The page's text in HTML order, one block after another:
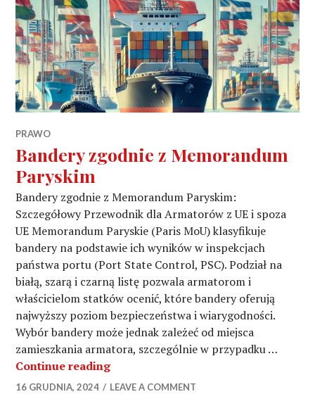
PRAWO
Bandery zgodnie z Memorandum
Paryskim
Bandery zgodnie z Memorandum Paryskim:
Szczegółowy Przewodnik dla Armatorów z UE i spoza
UE Memorandum Paryskie (Paris MoU) klasyfikuje
bandery na podstawie ich wyników w inspekcjach
państwa portu (Port State Control, PSC). Podział na
białą, szarą i czarną listę pozwala armatorom i
właścicielom statków ocenić, które bandery oferują
najwyższy poziom bezpieczeństwa i wiarygodności.
Wybór bandery może jednak zależeć od miejsca
zamieszkania armatora, szczególnie w przypadku …
Continue readingBandery zgodnie z Memorandum
16 GRUDNIA, 2024 LEAVE A COMMENT